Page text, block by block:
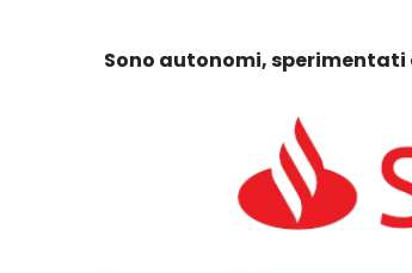
Sono autonomi,